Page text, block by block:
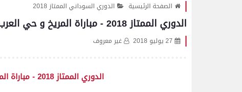
الصفحة الرئيسية الدوري السوداني الممتاز 2018
الدوري الممتاز 2018 - مباراة المريخ و حي العرب بورتسودان - 27/7/2018
27 يوليو 2018 غير معروف
الدوري الممتاز 2018 - مباراة المريخ و حي العرب بورتسودان - 27/7/2018